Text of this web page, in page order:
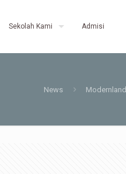
Sekolah Kami Admisi
News
Modernland